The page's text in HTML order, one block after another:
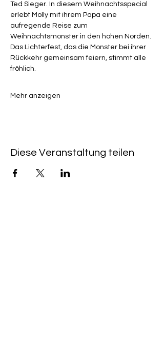
Ted Sieger. In diesem Weihnachtsspecial
erlebt Molly mit ihrem Papa eine
aufregende Reise zum
Weihnachtsmonster in den hohen Norden.
Das Lichterfest, das die Monster bei ihrer
Rückkehr gemeinsam feiern, stimmt alle
fröhlich.
Mehr anzeigen
Diese Veranstaltung teilen